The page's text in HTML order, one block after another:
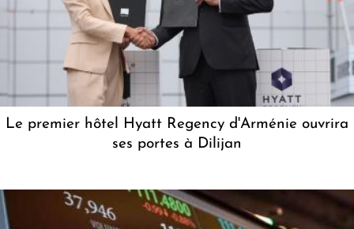
Le premier hôtel Hyatt Regency d'Arménie ouvrira
ses portes à Dilijan